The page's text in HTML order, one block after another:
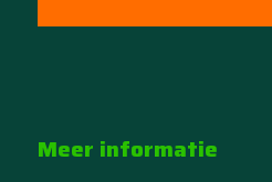
Meer informatie